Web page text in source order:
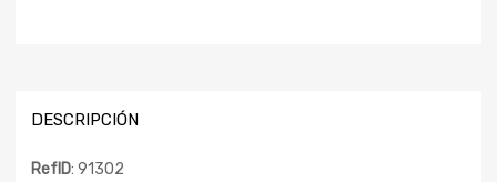
DESCRIPCIÓN
RefID: 91302